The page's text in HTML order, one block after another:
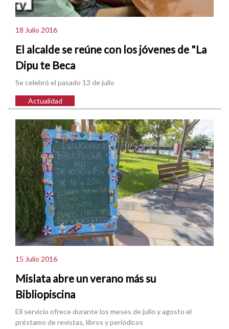
18 Julio 2016
El alcalde se reúne con los jóvenes de "La
Dipu te Beca
Se celebró el pasado 13 de julio
Actualidad
15 Julio 2016
Mislata abre un verano más su
Bibliopiscina
Ell servicio ofrece durante los meses de julio y agosto el
préstamo de revistas, libros y periódicos